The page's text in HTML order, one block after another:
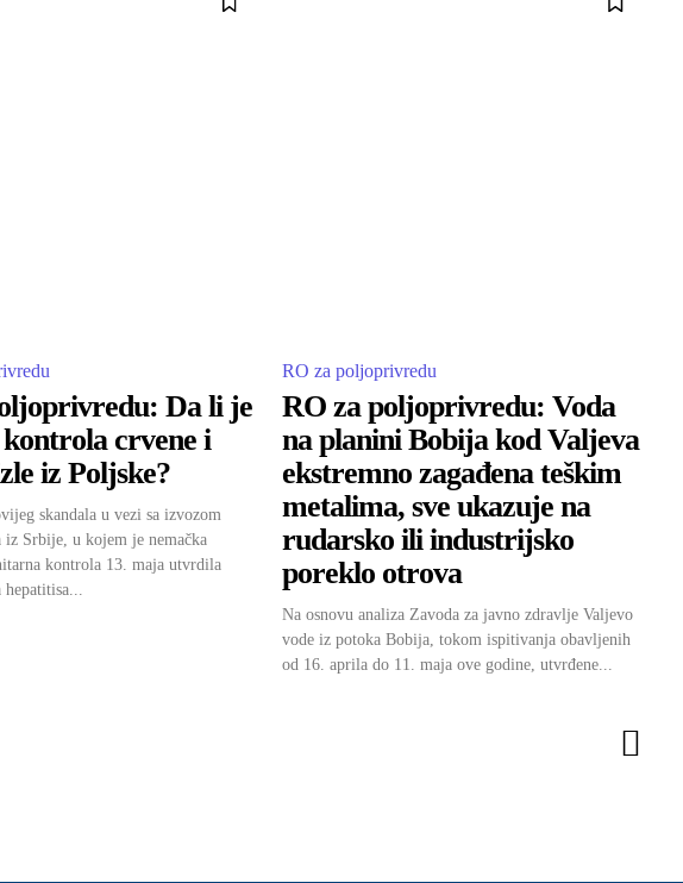
Da li je
crvene i
iz Poljske?
skandala u vezi sa izvozom
iz Srbije, u kojem je nemačka
kontrola 13. maja utvrdila
RO za poljoprivredu
RO za poljoprivredu: Voda
na planini Bobija kod Valjeva
ekstremno zagađena teškim
metalima, sve ukazuje na
rudarsko ili industrijsko
poreklo otrova
Na osnovu analiza Zavoda za javno zdravlje Valjevo
vode iz potoka Bobija, tokom ispitivanja obavljenih
od 16. aprila do 11. maja ove godine, utvrđene...